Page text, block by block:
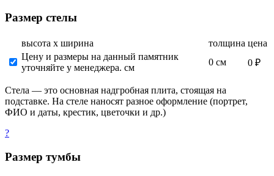
Размер стелы
высота х ширина толщина цена
Цену и размеры на данный памятник
уточняйте у менеджера. см
0 см 0 ₽
Стела — это основная надгробная плита, стоящая на
подставке. На стеле наносят разное оформление (портрет,
ФИО и даты, крестик, цветочки и др.)
?
Размер тумбы